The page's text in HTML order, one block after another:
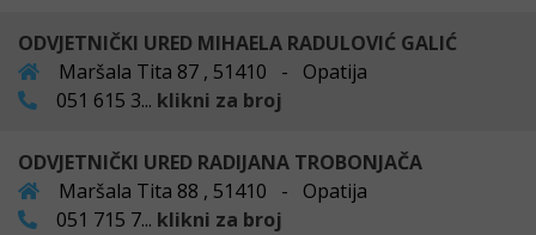
ODVJETNIČKI URED MIHAELA RADULOVIĆ GALIĆ
Maršala Tita 87 , 51410 - Opatija
051 615 3... klikni za broj
ODVJETNIČKI URED RADIJANA TROBONJAČA
Maršala Tita 88 , 51410 - Opatija
051 715 7... klikni za broj